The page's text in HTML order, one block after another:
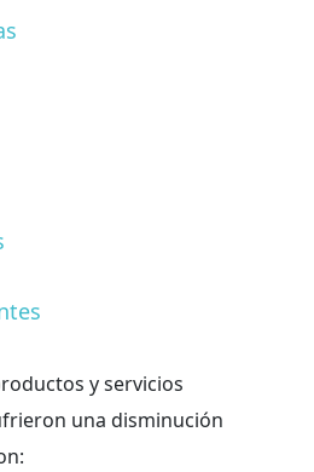
y servicios
una disminución